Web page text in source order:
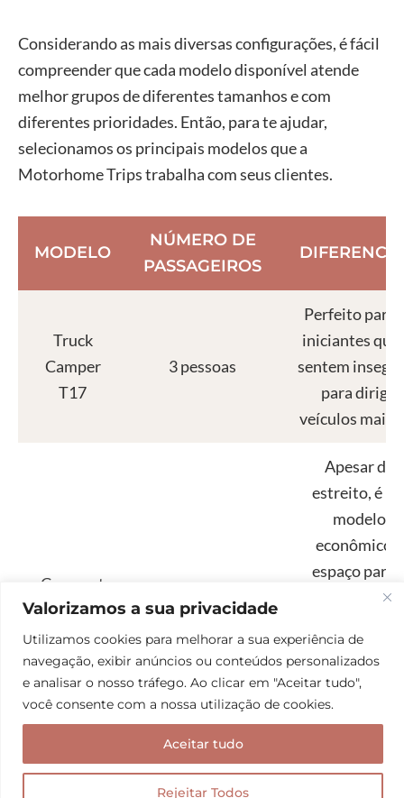
Valorizamos a sua privacidade
Utilizamos cookies para melhorar a sua experiência de
navegação, exibir anúncios ou conteúdos personalizados
e analisar o nosso tráfego. Ao clicar em "Aceitar tudo",
você consente com a nossa utilização de cookies.
Rejeitar Todos
Aceitar tudo
Considerando as mais diversas configurações, é fácil
compreender que cada modelo disponível atende
melhor grupos de diferentes tamanhos e com
diferentes prioridades. Então, para te ajudar,
selecionamos os principais modelos que a
Motorhome Trips trabalha com seus clientes.
MODELO
NÚMERO DE
PASSAGEIROS
Truck
Camper
T17
3 pessoas
Perfeito para
iniciantes que
sentem
para dirigir
veículos
Compact
RV C21
3 pessoas
Apesar de
estreito, é
modelo
econômico e
espaço para
casal com
amigos/
Ah! Ele cabe
vagas de
Acomoda